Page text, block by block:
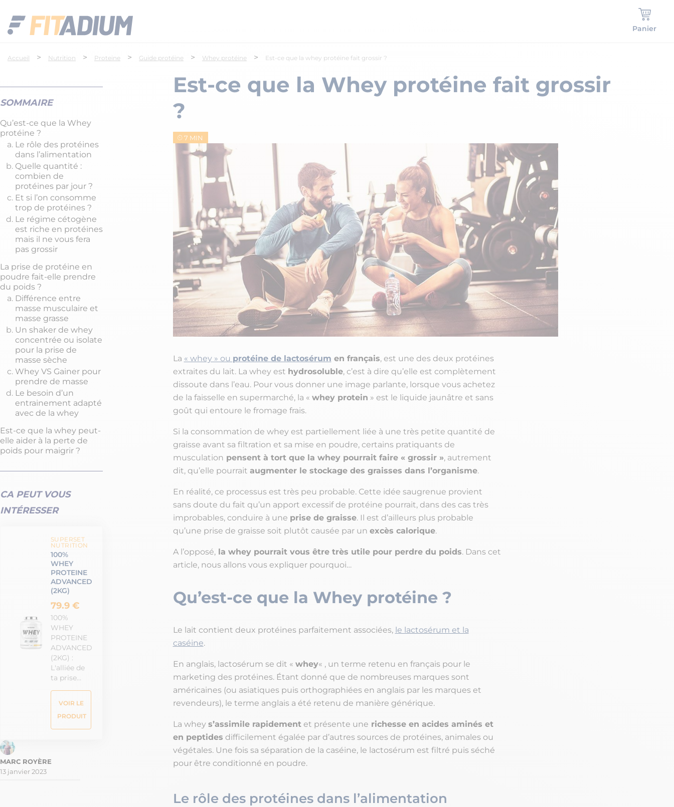
Panier
Accueil > Nutrition > Proteine > Guide protéine > Whey protéine > Est-ce que la whey protéine fait grossir ?
SOMMAIRE
Qu’est-ce que la Whey
protéine ?
Le rôle des protéines
dans l’alimentation
Quelle quantité :
combien de
protéines par jour ?
Et si l’on consomme
trop de protéines ?
Le régime cétogène
est riche en protéines
mais il ne vous fera
pas grossir
La prise de protéine en
poudre fait-elle prendre
du poids ?
Différence entre
masse musculaire et
masse grasse
Un shaker de whey
concentrée ou isolate
pour la prise de
masse sèche
Whey VS Gainer pour
prendre de masse
Le besoin d’un
entrainement adapté
avec de la whey
Est-ce que la whey peut-
elle aider à la perte de
poids pour maigrir ?
CA PEUT VOUS
INTÉRESSER
SUPERSET
NUTRITION
100%
WHEY
PROTEINE
ADVANCED
(2KG)
79.9 €
100%
WHEY
PROTEINE
ADVANCED
(2KG) :
L'alliée de
ta prise…
VOIR LE
PRODUIT
13 janvier 2023
Est-ce que la Whey protéine fait grossir
?
7 MIN
La « whey » ou protéine de lactosérum en français, est une des deux protéines
extraites du lait. La whey est hydrosoluble, c’est à dire qu’elle est complètement
dissoute dans l’eau. Pour vous donner une image parlante, lorsque vous achetez
de la faisselle en supermarché, la « whey protein » est le liquide jaunâtre et sans
goût qui entoure le fromage frais.
Si la consommation de whey est partiellement liée à une très petite quantité de
graisse avant sa filtration et sa mise en poudre, certains pratiquants de
musculation pensent à tort que la whey pourrait faire « grossir », autrement
dit, qu’elle pourrait augmenter le stockage des graisses dans l’organisme.
En réalité, ce processus est très peu probable. Cette idée saugrenue provient
sans doute du fait qu’un apport excessif de protéine pourrait, dans des cas très
improbables, conduire à une prise de graisse. Il est d’ailleurs plus probable
qu’une prise de graisse soit plutôt causée par un excès calorique.
A l’opposé,la whey pourrait vous être très utile pour perdre du poids. Dans cet
article, nous allons vous expliquer pourquoi…
Qu’est-ce que la Whey protéine ?
Le lait contient deux protéines parfaitement associées, le lactosérum et la
caséine.
En anglais, lactosérum se dit « whey« , un terme retenu en français pour le
marketing des protéines. Étant donné que de nombreuses marques sont
américaines (ou asiatiques puis orthographiées en anglais par les marques et
revendeurs), le terme anglais a été retenu de manière générique.
La whey s’assimile rapidementet présente une richesse en acides aminés et
en peptides difficilement égalée par d’autres sources de protéines, animales ou
végétales. Une fois sa séparation de la caséine, le lactosérum est filtré puis séché
pour être conditionné en poudre.
Le rôle des protéines dans l’alimentation